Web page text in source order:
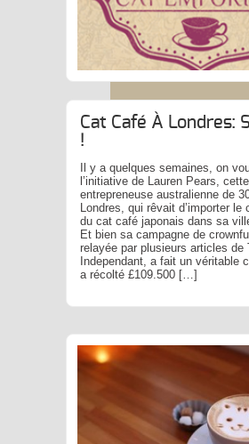
Cat Café À Londres:
!
Il y a quelques semaines, on
l’initiative de Lauren Pears, cette
entrepreneuse australienne de
Londres, qui rêvait d’importer le
du cat café japonais dans sa
Et bien sa campagne de
relayée par plusieurs articles de
Independant, a fait un véritable
a récolté £109.500 […]